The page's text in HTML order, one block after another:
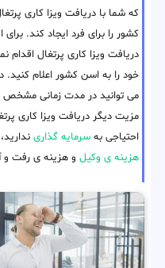
که شما با دریافت ویزا کاری
کشور را برای فرد ایجاد کند.
دریافت ویزا کاری پرتغال
خود را به اسن کشور اعلام کنید.
می توانید در مدت زمانی مشخص
مزیت دیگر دریافت ویزا کاری
احتیاجی به سرمایه گذاری
هزینه ی وکیل و هزینه ی رفت و